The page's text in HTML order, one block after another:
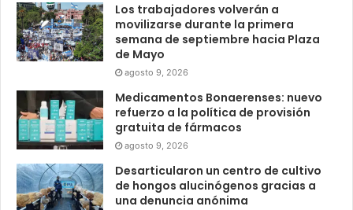
Los trabajadores volverán a
movilizarse durante la primera
semana de septiembre hacia Plaza
de Mayo
agosto 9, 2026
Medicamentos Bonaerenses: nuevo
refuerzo a la política de provisión
gratuita de fármacos
agosto 9, 2026
Desarticularon un centro de cultivo
de hongos alucinógenos gracias a
una denuncia anónima